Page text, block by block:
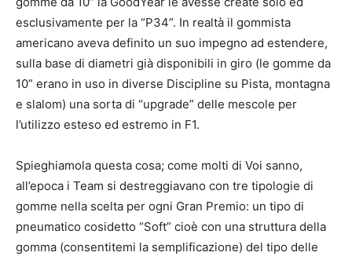
esclusivamente per la “P34”. In realtà il gommista
americano aveva definito un suo impegno ad estendere,
sulla base di diametri già disponibili in giro (le gomme da
10” erano in uso in diverse Discipline su Pista, montagna
e slalom) una sorta di “upgrade” delle mescole per
l’utilizzo esteso ed estremo in F1.
Spieghiamola questa cosa; come molti di Voi sanno,
all’epoca i Team si destreggiavano con tre tipologie di
gomme nella scelta per ogni Gran Premio: un tipo di
pneumatico cosidetto “Soft” cioè con una struttura della
gomma (consentitemi la semplificazione) del tipo delle